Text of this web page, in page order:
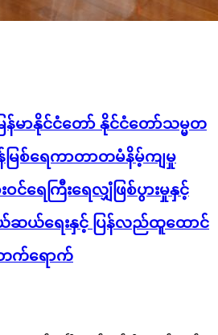
န်မာနိုင်ငံတော် နိုင်ငံတော်သမ္မတ
မြစ်ရေကာတာတမံနိမ့်ကျမှု
းဝင်ရေကြီးရေလျှံဖြစ်ပွားမှုနှင့်
ရေးနှင့် ပြန်လည်ထူထောင်
က်ရောက်